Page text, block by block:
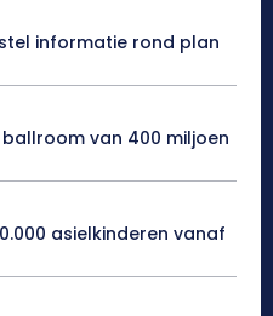
informatie rond plan
van 400 miljoen
asielkinderen vanaf